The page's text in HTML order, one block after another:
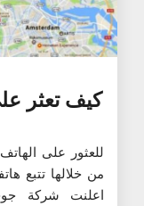
كيف تعثر
للعثور على
من خلالها تتبع
اعلنت شركة